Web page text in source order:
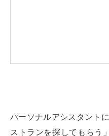
パーソナルアシスタント
ストランを探してもらう